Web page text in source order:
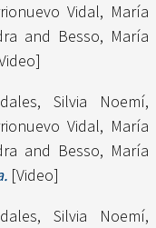
Vidal, María
and Besso, María
Silvia Noemí,
Vidal, María
and Besso, María
[Video]
Silvia Noemí,